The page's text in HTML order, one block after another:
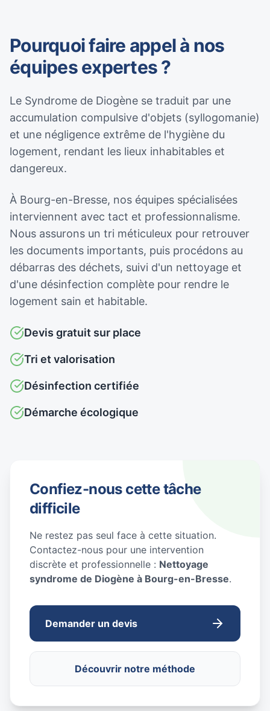
Pourquoi faire appel à nos
équipes expertes ?
Le Syndrome de Diogène se traduit par une
accumulation compulsive d'objets (syllogomanie)
et une négligence extrême de l'hygiène du
logement, rendant les lieux inhabitables et
dangereux.
À Bourg-en-Bresse, nos équipes spécialisées
interviennent avec tact et professionnalisme.
Nous assurons un tri méticuleux pour retrouver
les documents importants, puis procédons au
débarras des déchets, suivi d'un nettoyage et
d'une désinfection complète pour rendre le
logement sain et habitable.
Devis gratuit sur place
Tri et valorisation
Désinfection certifiée
Démarche écologique
Confiez-nous cette tâche
difficile
Ne restez pas seul face à cette situation.
Contactez-nous pour une intervention
discrète et professionnelle : Nettoyage
syndrome de Diogène à Bourg-en-Bresse.
Demander un devis
Découvrir notre méthode